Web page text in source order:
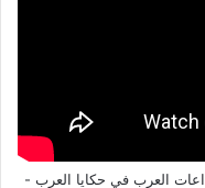
العرب في حكايا العرب -